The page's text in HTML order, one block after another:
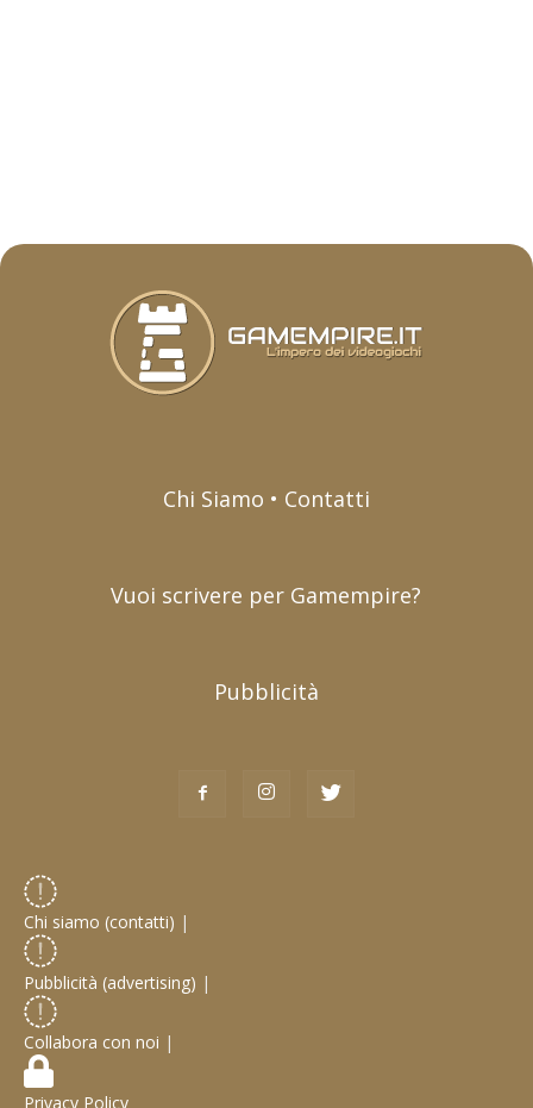
Chi Siamo • Contatti
Vuoi scrivere per Gamempire?
Pubblicità
Chi siamo (contatti) |
Pubblicità (advertising) |
Collabora con noi |
Privacy Policy